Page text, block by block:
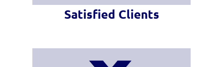
Satisfied Clients